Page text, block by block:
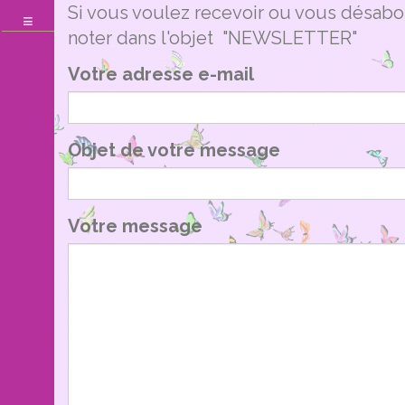
Toggle
navigation
Si vous voulez recevoir ou vous
noter dans l'objet "NEWSLETTER"
Votre adresse e-mail
Objet de votre message
Votre message